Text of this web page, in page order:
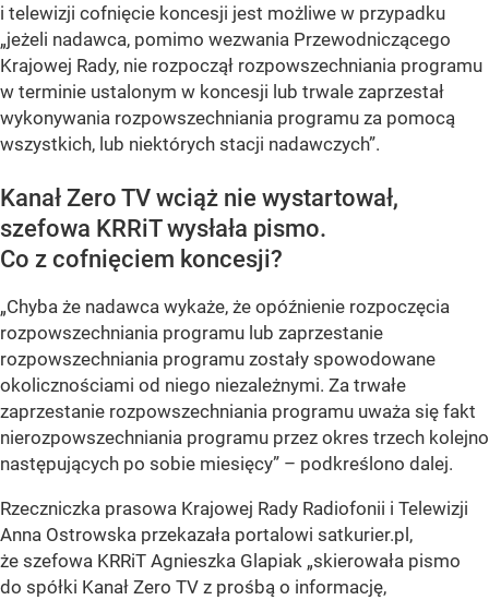
i telewizji cofnięcie koncesji jest możliwe w przypadku
„jeżeli nadawca, pomimo wezwania Przewodniczącego
Krajowej Rady, nie rozpoczął rozpowszechniania programu
w terminie ustalonym w koncesji lub trwale zaprzestał
wykonywania rozpowszechniania programu za pomocą
wszystkich, lub niektórych stacji nadawczych”.
Kanał Zero TV wciąż nie wystartował,
szefowa KRRiT wysłała pismo.
Co z cofnięciem koncesji?
„Chyba że nadawca wykaże, że opóźnienie rozpoczęcia
rozpowszechniania programu lub zaprzestanie
rozpowszechniania programu zostały spowodowane
okolicznościami od niego niezależnymi. Za trwałe
zaprzestanie rozpowszechniania programu uważa się fakt
nierozpowszechniania programu przez okres trzech kolejno
następujących po sobie miesięcy” – podkreślono dalej.
Rzeczniczka prasowa Krajowej Rady Radiofonii i Telewizji
Anna Ostrowska przekazała portalowi satkurier.pl,
że szefowa KRRiT Agnieszka Glapiak „skierowała pismo
do spółki Kanał Zero TV z prośbą o informację,